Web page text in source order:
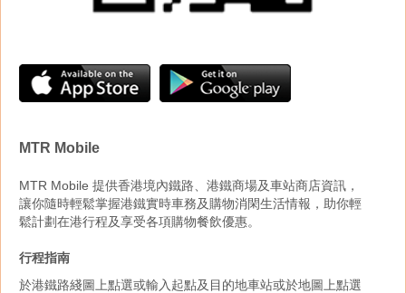
MTR Mobile
MTR Mobile 提供香港境內鐵路、港鐵商場及車站商店資訊，
讓你隨時輕鬆掌握港鐵實時車務及購物消閑生活情報，助你輕
鬆計劃在港行程及享受各項購物餐飲優惠。
行程指南
於港鐵路綫圖上點選或輸入起點及目的地車站或於地圖上點選